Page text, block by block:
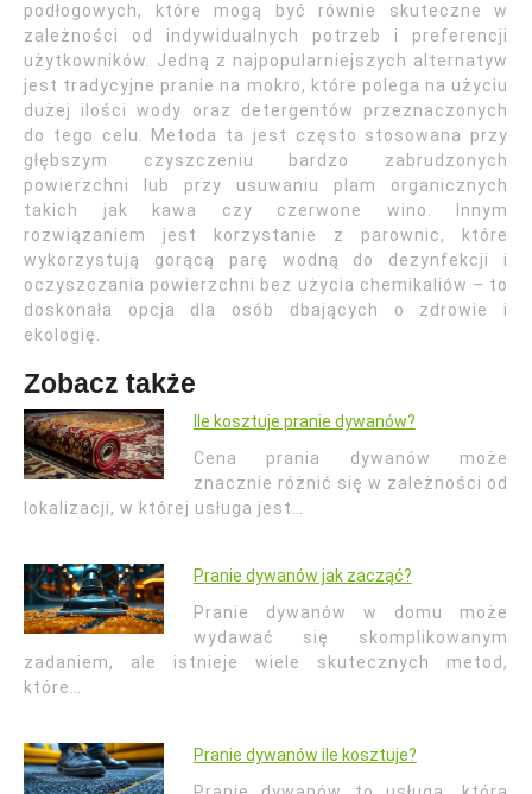
podłogowych, które mogą być równie skuteczne w
zależności od indywidualnych potrzeb i preferencji
użytkowników. Jedną z najpopularniejszych alternatyw
jest tradycyjne pranie na mokro, które polega na użyciu
dużej ilości wody oraz detergentów przeznaczonych
do tego celu. Metoda ta jest często stosowana przy
głębszym czyszczeniu bardzo zabrudzonych
powierzchni lub przy usuwaniu plam organicznych
takich jak kawa czy czerwone wino. Innym
rozwiązaniem jest korzystanie z parownic, które
wykorzystują gorącą parę wodną do dezynfekcji i
oczyszczania powierzchni bez użycia chemikaliów – to
doskonała opcja dla osób dbających o zdrowie i
ekologię.
Zobacz także
Ile kosztuje pranie dywanów?
Cena prania dywanów może
znacznie różnić się w zależności od
lokalizacji, w której usługa jest…
Pranie dywanów jak zacząć?
Pranie dywanów w domu może
wydawać się skomplikowanym
zadaniem, ale istnieje wiele skutecznych metod,
które…
Pranie dywanów ile kosztuje?